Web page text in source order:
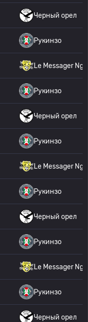
Черный орел
Рукинзо
Le Messager
Рукинзо
Черный орел
Рукинзо
Le Messager
Рукинзо
Черный орел
Рукинзо
Le Messager
Рукинзо
Черный орел